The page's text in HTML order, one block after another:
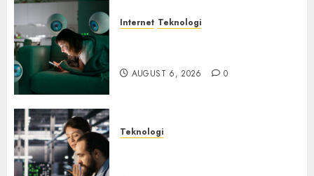
Internet Teknologi
AUGUST 6, 2026 0
Teknologi